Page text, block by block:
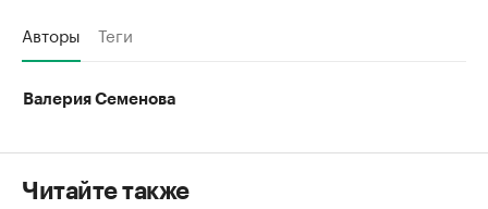
Авторы Теги
Валерия Семенова
Читайте также